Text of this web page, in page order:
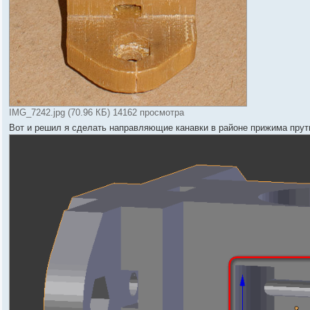
IMG_7242.jpg (70.96 КБ) 14162 просмотра
Вот и решил я сделать направляющие канавки в районе прижима